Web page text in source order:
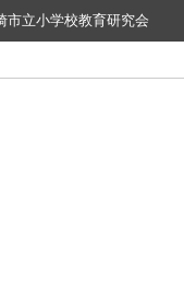
立小学校教育研究会